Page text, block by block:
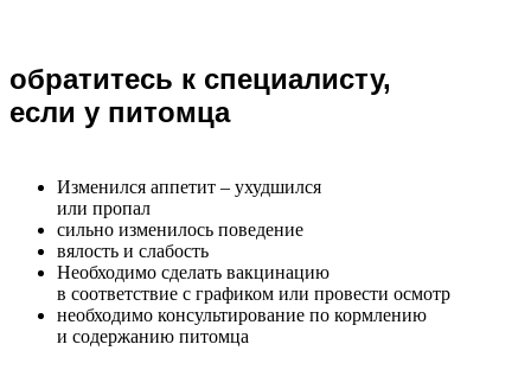
обратитесь к специалисту,
если у питомца
Изменился аппетит – ухудшился
или пропал
сильно изменилось поведение
вялость и слабость
Необходимо сделать вакцинацию
в соответствие с графиком или провести осмотр
необходимо консультирование по кормлению
и содержанию питомца